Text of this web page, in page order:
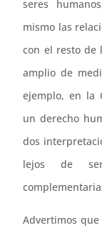
seres
mismo las
con el resto de
amplio de
ejemplo, en la
un derecho
dos
lejos de
Advertimos